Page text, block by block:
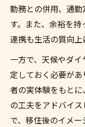
勤務との併用、通
す。また、余裕を
連携も生活の質向上
一方で、天候やダ
定しておく必要が
者の実体験をもと
の工夫をアドバイ
で、移住後のイメー